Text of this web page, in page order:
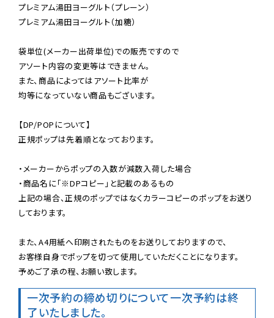
プレミアム湯田ヨーグルト（プレーン）
プレミアム湯田ヨーグルト（加糖）
袋単位(メーカー出荷単位)での販売ですので
アソート内容の変更等はできません。
また、商品によってはアソート比率が
均等になっていない商品もございます。
【DP/POPについて】
正規ポップは先着順となっております。
・メーカーからポップの入数が減数入荷した場合
・商品名に「※DPコピー」と記載のあるもの
上記の場合、正規のポップではなくカラーコピーのポップをお送り
しております。
また、A4用紙へ印刷されたものをお送りしておりますので、
お客様自身でポップを切って使用していただくことになります。
予めご了承の程、お願い致します。
一次予約の締め切りについて一次予約は終
了いたしました。